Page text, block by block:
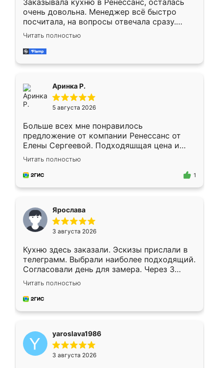
Заказывала кухню в Ренессанс, осталась
очень довольна. Менеджер всё быстро
посчитала, на вопросы отвечала сразу.
Замерщик приехал в субботу, подошёл к
делу со всей ответственностью. Собрали
за день, ребята работали аккуратно, даже
Читать полностью
Аринка Р.
5 августа 2026
Больше всех мне понравилось
предложение от компании Ренессанс от
Елены Сергеевой. Подходяшщая цена и
короткие сроки изготовления. Приехавший
для замера сотрудник Владислав
предложил по моему эскизу самый
Читать полностью
1
Ярослава
3 августа 2026
Кухню здесь заказали. Эскизы прислали в
телеграмм. Выбрали наиболее подходящий.
Согласовали день для замера. Через 3
недели кухня была уже готова. Остались
довольны работой. Спасибо Ренессанс
мебель за качественную работу!
Читать полностью
yaroslava1986
3 августа 2026